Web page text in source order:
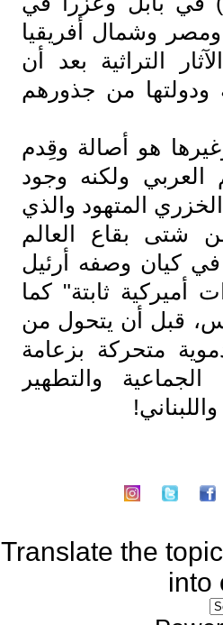
وشمال أفريقيا
التراثية بعد أن
ودولتها من جذورهم
هو أصالة وقِدم
العربي ولكنه وجود
المتهود والذي
شتى بقاع العالم
كيان وصفه أرئيل
أميركية ثابتة" كما
قبل أن يتحول من
متحركة بزعامة
الجماعية والتطهير
Translate the topic
into